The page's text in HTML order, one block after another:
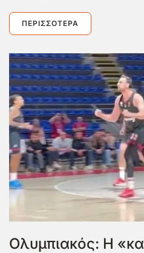
ΠΕΡΙΣΣΌΤΕΡΑ
Ολυμπιακός: Η